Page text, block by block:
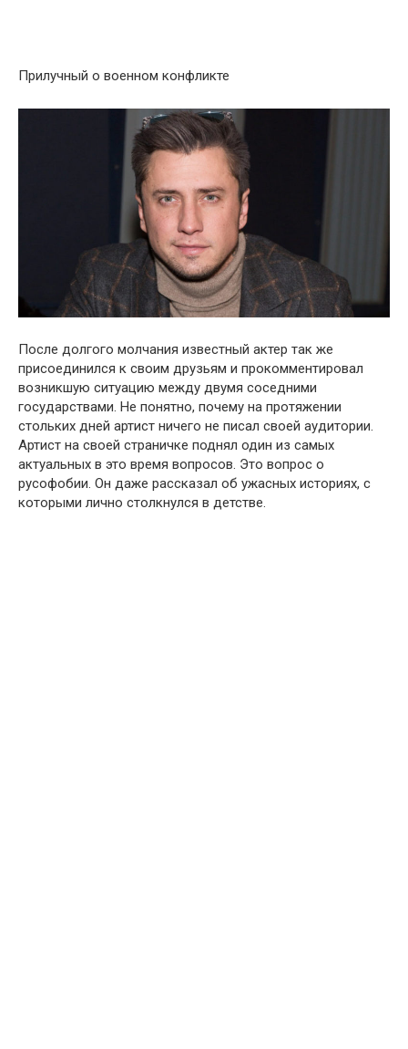
Прилучный о военном конфликте
После долгого молчания известный актер так же
присоединился к своим друзьям и прокомментировал
возникшую ситуацию между двумя соседними
государствами. Не понятно, почему на протяжении
стольких дней артист ничего не писал своей аудитории.
Артист на своей страничке поднял один из самых
актуальных в это время вопросов. Это вопрос о
русофобии. Он даже рассказал об ужасных историях, с
которыми лично столкнулся в детстве.